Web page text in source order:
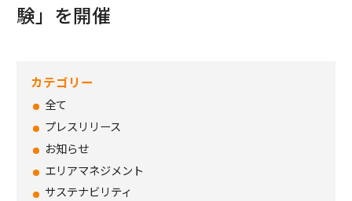
験」を開催
カテゴリー
全て
プレスリリース
お知らせ
エリアマネジメント
サステナビリティ